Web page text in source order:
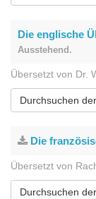
Die englische
Ausstehend.
Übersetzt von Dr.
Durchsuchen
Die
Übersetzt von
Durchsuchen